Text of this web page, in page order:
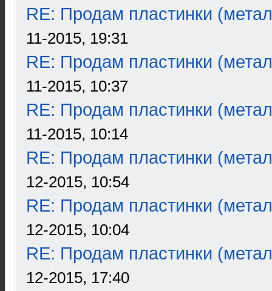
RE: Продам пластинки
11-2015, 19:31
RE: Продам пластинки
11-2015, 10:37
RE: Продам пластинки
11-2015, 10:14
RE: Продам пластинки
12-2015, 10:54
RE: Продам пластинки
12-2015, 10:04
RE: Продам пластинки
12-2015, 17:40